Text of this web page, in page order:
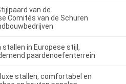
van de
Comités van de Schuren
stallen in Europese stijl,
paardenoefenterrein
stallen, comfortabel en